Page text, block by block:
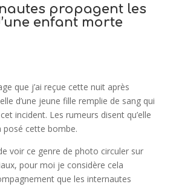
propagent les
enfant morte
que j’ai reçue cette nuit après
d’une jeune fille remplie de sang qui
incident. Les rumeurs disent qu’elle
posé cette bombe.
voir ce genre de photo circuler sur
pour moi je considère cela
que les internautes